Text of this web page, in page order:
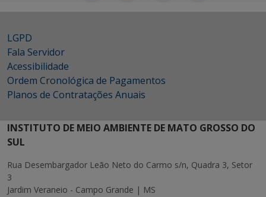
LGPD
Fala Servidor
Acessibilidade
Ordem Cronológica de Pagamentos
Planos de Contratações Anuais
INSTITUTO DE MEIO AMBIENTE DE MATO GROSSO DO
SUL
Rua Desembargador Leão Neto do Carmo s/n, Quadra 3, Setor
3
Jardim Veraneio - Campo Grande | MS